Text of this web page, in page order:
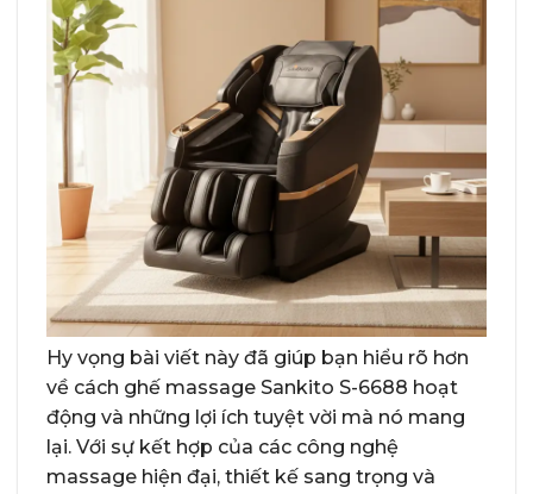
Hy vọng bài viết này đã giúp bạn hiểu rõ hơn
về cách ghế massage Sankito S-6688 hoạt
động và những lợi ích tuyệt vời mà nó mang
lại. Với sự kết hợp của các công nghệ
massage hiện đại, thiết kế sang trọng và